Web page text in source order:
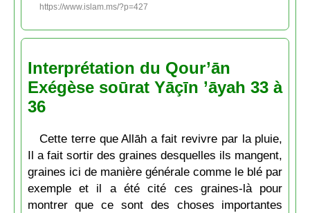
https://www.islam.ms/?p=427
Interprétation du Qour’ān
Exégèse soūrat Yāçīn ’āyah 33 à
36
Cette terre que Allāh a fait revivre par la pluie,
Il a fait sortir des graines desquelles ils mangent,
graines ici de manière générale comme le blé par
exemple et il a été cité ces graines-là pour
montrer que ce sont des choses importantes